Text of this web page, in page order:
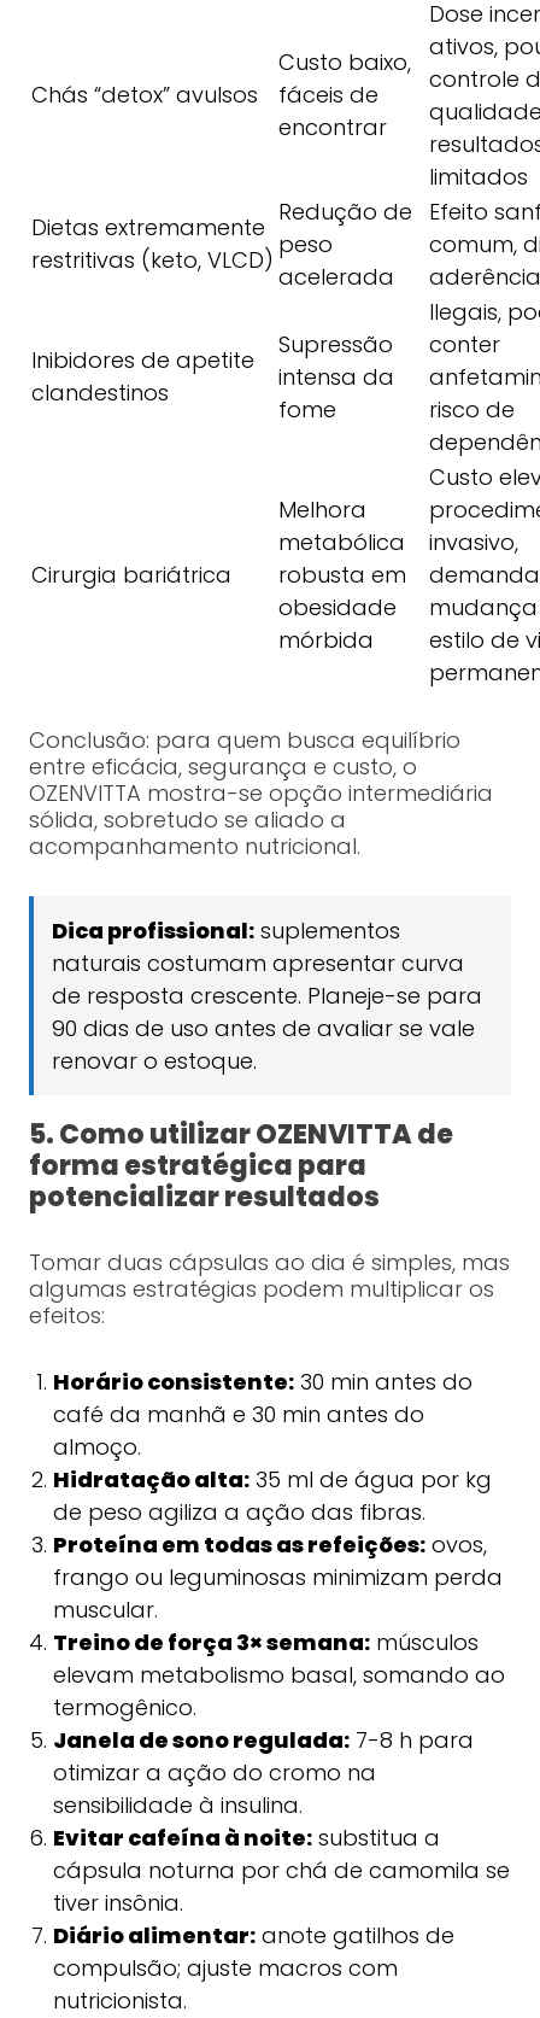
Chás “detox” avulsos
Custo baixo,
fáceis de
encontrar
Dose
ativos,
controle
limitados
Dietas extremamente
restritivas (keto, VLCD)
Redução de
peso
acelerada
Efeito
comum,
Inibidores de apetite
clandestinos
Supressão
intensa da
fome
Ilegais,
conter
risco de
Cirurgia bariátrica
Melhora
metabólica
robusta em
obesidade
mórbida
Custo
invasivo,
demanda
estilo de
Conclusão: para quem busca equilíbrio
entre eficácia, segurança e custo, o
OZENVITTA mostra-se opção intermediária
sólida, sobretudo se aliado a
acompanhamento nutricional.
Dica profissional:suplementos
naturais costumam apresentar curva
de resposta crescente. Planeje-se para
90 dias de uso antes de avaliar se vale
renovar o estoque.
5. Como utilizar OZENVITTA de
forma estratégica para
potencializar resultados
Tomar duas cápsulas ao dia é simples, mas
algumas estratégias podem multiplicar os
efeitos:
Horário consistente:30 min antes do
café da manhã e 30 min antes do
almoço.
Hidratação alta:35 ml de água por kg
de peso agiliza a ação das fibras.
Proteína em todas as refeições:ovos,
frango ou leguminosas minimizam perda
muscular.
Treino de força 3× semana:músculos
elevam metabolismo basal, somando ao
termogênico.
Janela de sono regulada:7-8 h para
otimizar a ação do cromo na
sensibilidade à insulina.
Evitar cafeína à noite:substitua a
cápsula noturna por chá de camomila se
tiver insônia.
Diário alimentar:anote gatilhos de
compulsão; ajuste macros com
nutricionista.